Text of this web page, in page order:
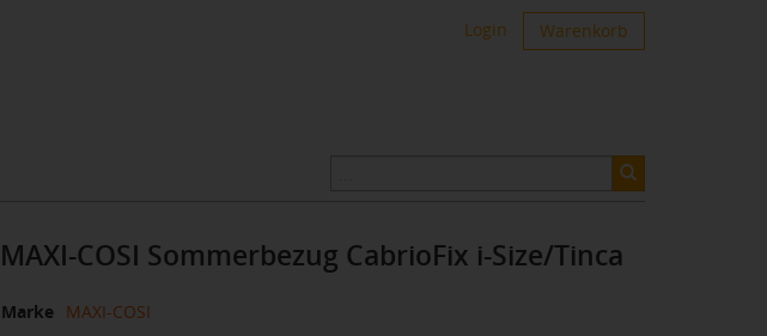
Login Warenkorb
MAXI-COSI Sommerbezug CabrioFix i-Size/Tinca
Marke MAXI-COSI